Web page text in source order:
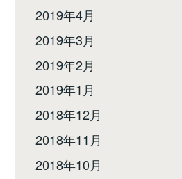
2019年4月
2019年3月
2019年2月
2019年1月
2018年12月
2018年11月
2018年10月